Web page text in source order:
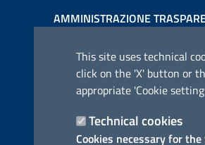
This site uses technical
click on the 'X' button or
appropriate 'Cookie
Technical cookies
Cookies necessary for
AMMINISTRAZIONE
condizioni previste dalla
2003/98/CE e dal d.lgs. 36/